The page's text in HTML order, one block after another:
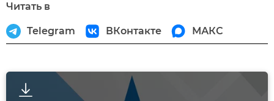
Читать в
Telegram ВКонтакте МАКС